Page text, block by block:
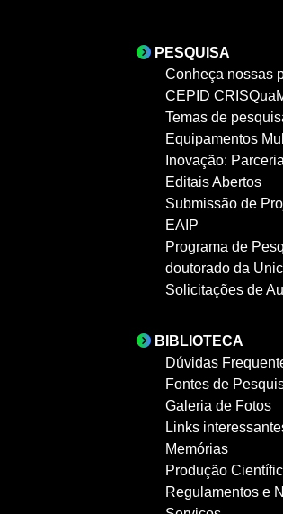
PESQUISA
Conheça nossas
CEPID
Temas de
Equipamentos
Inovação:
Editais Abertos
Submissão de
EAIP
Programa de
doutorado da
Solicitações de
BIBLIOTECA
Dúvidas
Fontes de
Galeria de Fotos
Links
Memórias
Produção
Regulamentos e